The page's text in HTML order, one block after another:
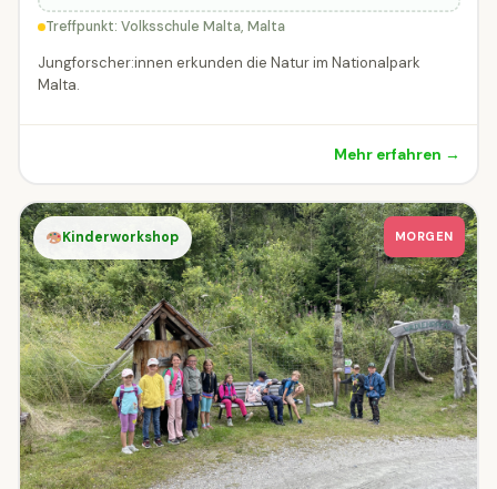
Treffpunkt: Volksschule Malta, Malta
Jungforscher:innen erkunden die Natur im Nationalpark
Malta.
Mehr erfahren →
Kinderworkshop MORGEN